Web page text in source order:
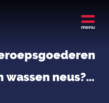
neus? E